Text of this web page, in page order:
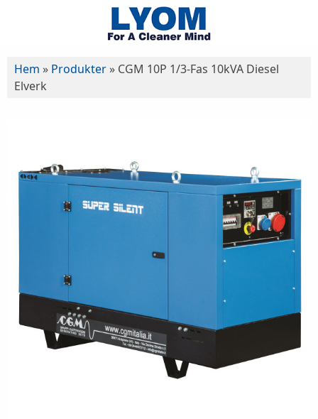
Hem » Produkter » CGM 10P 1/3-Fas 10kVA Diesel
Elverk